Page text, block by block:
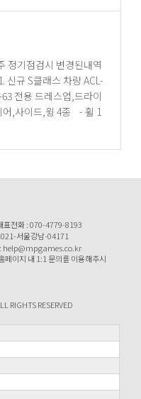
표전화 : 070-4779-8193
서울강남-04171
help@mpgames.co.kr
이지 내 1:1 문의를 이용해주시
RIGHTS RESERVED